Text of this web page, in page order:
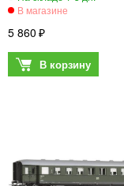
5 860